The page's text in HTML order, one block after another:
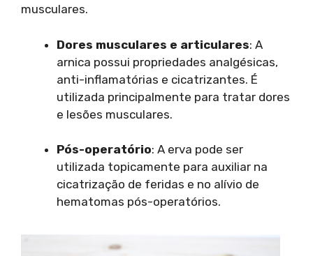
musculares.
Dores musculares e articulares: A
arnica possui propriedades analgésicas,
anti-inflamatórias e cicatrizantes. É
utilizada principalmente para tratar dores
e lesões musculares.
Pós-operatório: A erva pode ser
utilizada topicamente para auxiliar na
cicatrização de feridas e no alívio de
hematomas pós-operatórios.